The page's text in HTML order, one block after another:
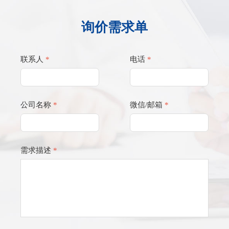
联系人 *
公司名称 *
电话 *
微信/邮箱 *
需求描述 *
询价需求单